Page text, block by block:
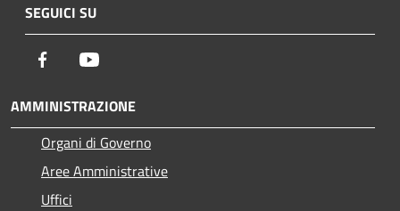
SEGUICI SU
Facebook
AMMINISTRAZIONE
Organi di Governo
Aree Amministrative
Uffici